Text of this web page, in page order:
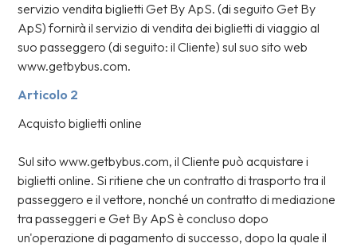
servizio vendita biglietti Get By ApS. (di seguito Get By
ApS) fornirà il servizio di vendita dei biglietti di viaggio al
suo passeggero (di seguito: il Cliente) sul suo sito web
www.getbybus.com.
Articolo 2
Acquisto biglietti online
Sul sito www.getbybus.com, il Cliente può acquistare i
biglietti online. Si ritiene che un contratto di trasporto tra il
passeggero e il vettore, nonché un contratto di mediazione
tra passeggeri e Get By ApS è concluso dopo
un'operazione di pagamento di successo, dopo la quale il